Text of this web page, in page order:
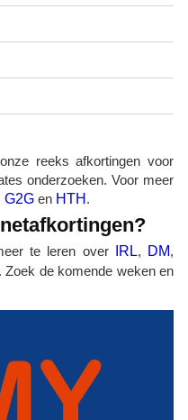
reeks afkortingen voor
onderzoeken. Voor meer
G2G en HTH .
te leren over IRL, DM,
Zoek de komende weken en